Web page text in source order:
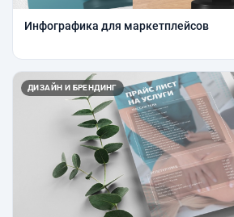
Инфографика для маркетплейсов
ДИЗАЙН И БРЕНДИНГ